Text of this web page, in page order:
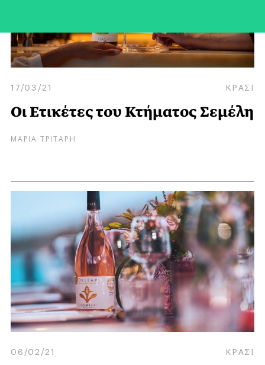
17/03/21 ΚΡΑΣΙ
Οι Eτικέτες του Κτήματος Σεμέλη
ΜΑΡΙΑ ΤΡΙΤΑΡΗ
06/02/21 ΚΡΑΣΙ